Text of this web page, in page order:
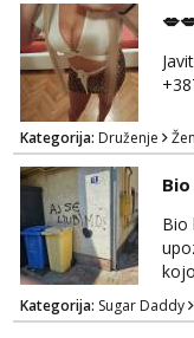
Kategorija: Druženje
Bio
uz
Kategorija: Sugar Daddy